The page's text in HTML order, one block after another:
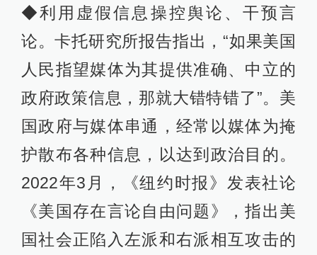
◆利用虚假信息操控舆论、干预言
论。卡托研究所报告指出，“如果美国
人民指望媒体为其提供准确、中立的
政府政策信息，那就大错特错了”。美
国政府与媒体串通，经常以媒体为掩
护散布各种信息，以达到政治目的。
2022年3月，《纽约时报》发表社论
《美国存在言论自由问题》，指出美
国社会正陷入左派和右派相互攻击的